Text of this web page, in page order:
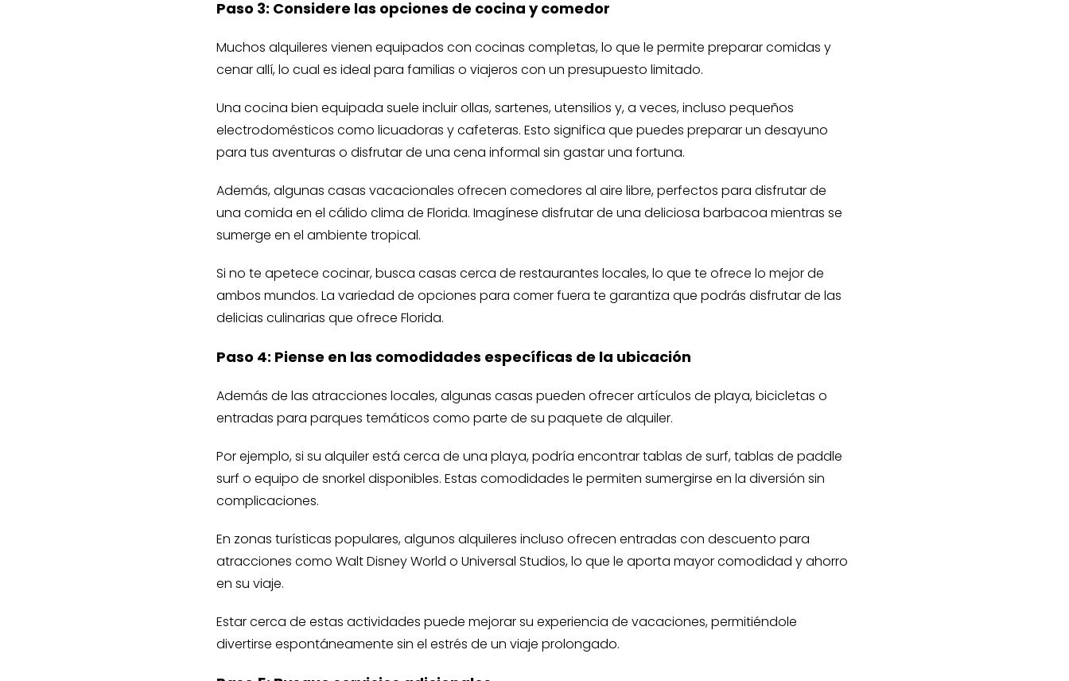
Paso 3: Considere las opciones de cocina y comedor
Muchos alquileres vienen equipados con cocinas completas, lo que le permite preparar comidas y
cenar allí, lo cual es ideal para familias o viajeros con un presupuesto limitado.
Una cocina bien equipada suele incluir ollas, sartenes, utensilios y, a veces, incluso pequeños
electrodomésticos como licuadoras y cafeteras. Esto significa que puedes preparar un desayuno
para tus aventuras o disfrutar de una cena informal sin gastar una fortuna.
Además, algunas casas vacacionales ofrecen comedores al aire libre, perfectos para disfrutar de
una comida en el cálido clima de Florida. Imagínese disfrutar de una deliciosa barbacoa mientras se
sumerge en el ambiente tropical.
Si no te apetece cocinar, busca casas cerca de restaurantes locales, lo que te ofrece lo mejor de
ambos mundos. La variedad de opciones para comer fuera te garantiza que podrás disfrutar de las
delicias culinarias que ofrece Florida.
Paso 4: Piense en las comodidades específicas de la ubicación
Además de las atracciones locales, algunas casas pueden ofrecer artículos de playa, bicicletas o
entradas para parques temáticos como parte de su paquete de alquiler.
Por ejemplo, si su alquiler está cerca de una playa, podría encontrar tablas de surf, tablas de paddle
surf o equipo de snorkel disponibles. Estas comodidades le permiten sumergirse en la diversión sin
complicaciones.
En zonas turísticas populares, algunos alquileres incluso ofrecen entradas con descuento para
atracciones como Walt Disney World o Universal Studios, lo que le aporta mayor comodidad y ahorro
en su viaje.
Estar cerca de estas actividades puede mejorar su experiencia de vacaciones, permitiéndole
divertirse espontáneamente sin el estrés de un viaje prolongado.